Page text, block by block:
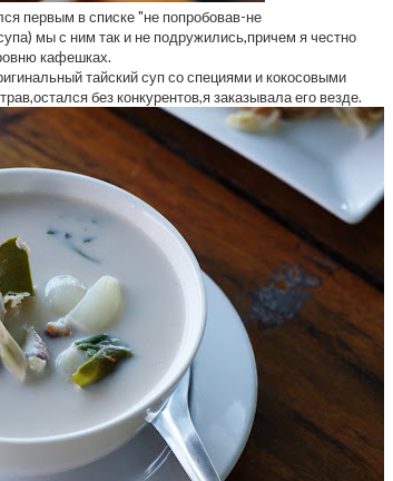
первым в списке "не попробовав-не
мы с ним так и не подружились,причем я честно
кафешках.
тайский суп со специями и кокосовыми
без конкурентов,я заказывала его везде.